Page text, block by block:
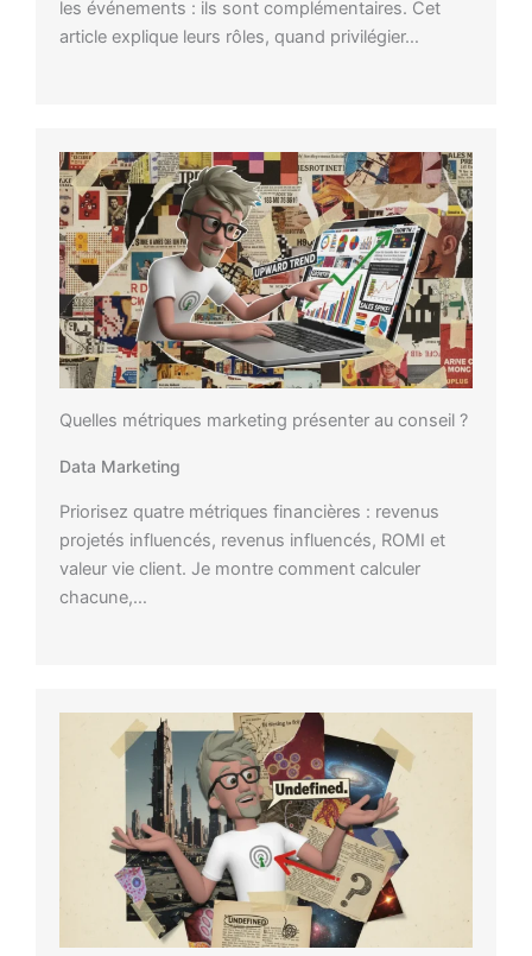
les événements : ils sont complémentaires. Cet
article explique leurs rôles, quand privilégier…
Quelles métriques marketing présenter au conseil ?
Data Marketing
Priorisez quatre métriques financières : revenus
projetés influencés, revenus influencés, ROMI et
valeur vie client. Je montre comment calculer
chacune,…